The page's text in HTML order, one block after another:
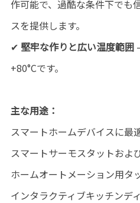
作可能で、過酷な条件下でも
スを提供します。
✔ 堅牢な作りと広い温度範囲
+80°Cです。
主な用途：
スマートホームデバイスに最
スマートサーモスタットおよ
ホームオートメーション用タ
インタラクティブキッチンデ